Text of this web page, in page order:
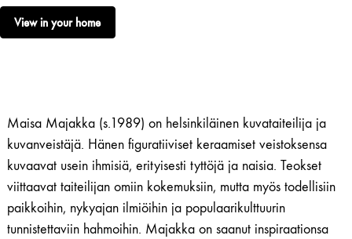
View in your home
Maisa Majakka (s.1989) on helsinkiläinen kuvataiteilija ja
kuvanveistäjä. Hänen figuratiiviset keraamiset veistoksensa
kuvaavat usein ihmisiä, erityisesti tyttöjä ja naisia. Teokset
viittaavat taiteilijan omiin kokemuksiin, mutta myös todellisiin
paikkoihin, nykyajan ilmiöihin ja populaarikulttuurin
tunnistettaviin hahmoihin. Majakka on saanut inspiraationsa